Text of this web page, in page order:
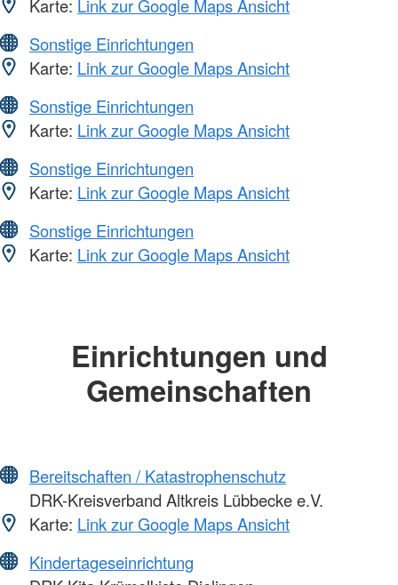
Karte: Link zur Google Maps Ansicht
Sonstige Einrichtungen
Karte: Link zur Google Maps Ansicht
Sonstige Einrichtungen
Karte: Link zur Google Maps Ansicht
Sonstige Einrichtungen
Karte: Link zur Google Maps Ansicht
Sonstige Einrichtungen
Karte: Link zur Google Maps Ansicht
Einrichtungen und
Gemeinschaften
Bereitschaften / Katastrophenschutz
DRK-Kreisverband Altkreis Lübbecke e.V.
Karte: Link zur Google Maps Ansicht
Kindertageseinrichtung